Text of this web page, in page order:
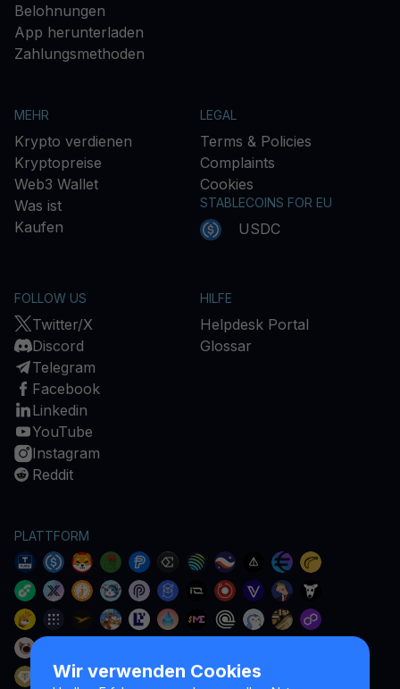
Wir verwenden Cookies
Belohnungen
App herunterladen
Zahlungsmethoden
MEHR
Krypto verdienen
Kryptopreise
Web3 Wallet
Was ist
Kaufen
LEGAL
Terms & Policies
Complaints
Cookies
STABLECOINS FOR EU
USDC
FOLLOW US
Twitter/X
Discord
Telegram
Facebook
Linkedin
YouTube
Instagram
Reddit
HILFE
Helpdesk Portal
Glossar
PLATTFORM